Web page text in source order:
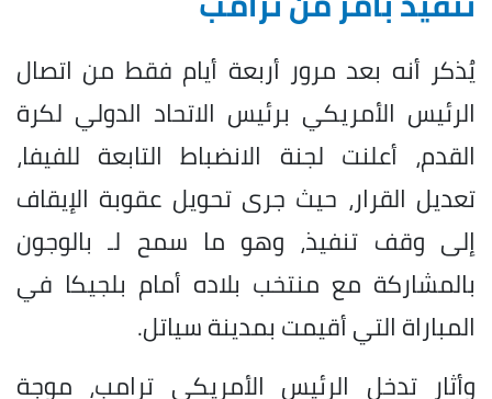
يُذكر أنه بعد مرور أربعة أيام فقط من اتصال
الرئيس الأمريكي برئيس الاتحاد الدولي لكرة
القدم، أعلنت لجنة الانضباط التابعة للفيفا،
تعديل القرار، حيث جرى تحويل عقوبة الإيقاف
إلى وقف تنفيذ، وهو ما سمح لـ بالوجون
بالمشاركة مع منتخب بلاده أمام بلجيكا في
المباراة التي أقيمت بمدينة سياتل.
وأثار تدخل الرئيس الأمريكي ترامب، موجة